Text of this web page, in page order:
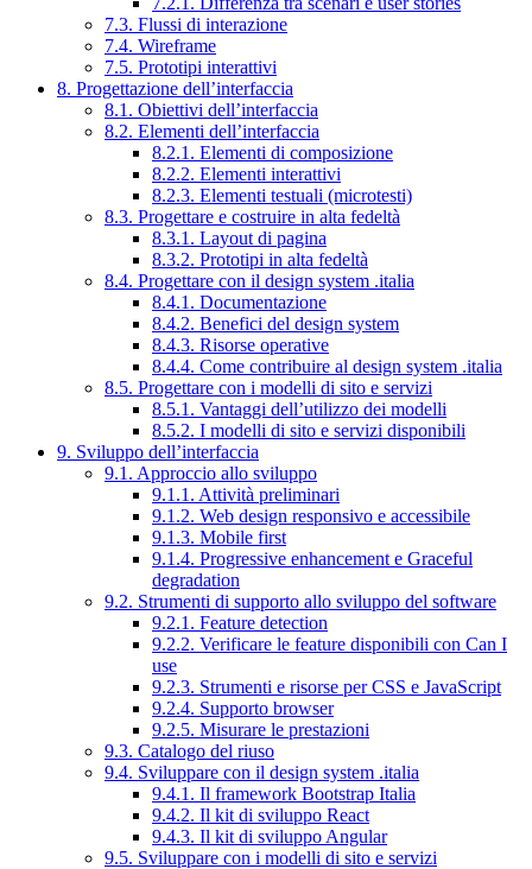
7.3. Flussi di interazione
7.4. Wireframe
7.5. Prototipi interattivi
8. Progettazione dell’interfaccia
8.1. Obiettivi dell’interfaccia
8.2. Elementi dell’interfaccia
8.2.1. Elementi di composizione
8.2.2. Elementi interattivi
8.2.3. Elementi testuali (microtesti)
8.3. Progettare e costruire in alta fedeltà
8.3.1. Layout di pagina
8.3.2. Prototipi in alta fedeltà
8.4. Progettare con il design system .italia
8.4.1. Documentazione
8.4.2. Benefici del design system
8.4.3. Risorse operative
8.4.4. Come contribuire al design system .italia
8.5. Progettare con i modelli di sito e servizi
8.5.1. Vantaggi dell’utilizzo dei modelli
8.5.2. I modelli di sito e servizi disponibili
9. Sviluppo dell’interfaccia
9.1. Approccio allo sviluppo
9.1.1. Attività preliminari
9.1.2. Web design responsivo e accessibile
9.1.3. Mobile first
9.1.4. Progressive enhancement e Graceful
degradation
9.2. Strumenti di supporto allo sviluppo del software
9.2.1. Feature detection
9.2.2. Verificare le feature disponibili con Can I
use
9.2.3. Strumenti e risorse per CSS e JavaScript
9.2.4. Supporto browser
9.2.5. Misurare le prestazioni
9.3. Catalogo del riuso
9.4. Sviluppare con il design system .italia
9.4.1. Il framework Bootstrap Italia
9.4.2. Il kit di sviluppo React
9.4.3. Il kit di sviluppo Angular
9.5. Sviluppare con i modelli di sito e servizi